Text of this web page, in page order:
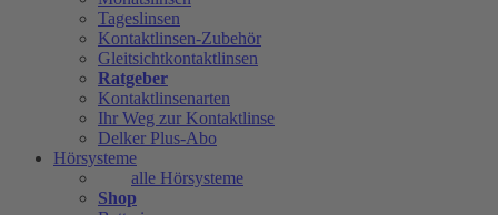
Tageslinsen
Kontaktlinsen-Zubehör
Gleitsichtkontaktlinsen
Ratgeber
Kontaktlinsenarten
Ihr Weg zur Kontaktlinse
Delker Plus-Abo
Hörsysteme
alle Hörsysteme
Shop